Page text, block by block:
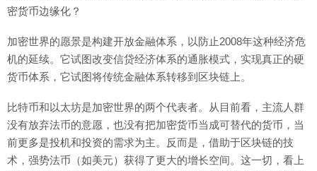
密货币边缘化？
加密世界的愿景是构建开放金融体系，以防止2008年这种经济危
机的延续。它试图改变信贷经济体系的通胀模式，实现真正的硬
货币体系，它试图将传统金融体系转移到区块链上。
比特币和以太坊是加密世界的两个代表者。从目前看，主流人群
没有放弃法币的意愿，也没有把加密货币当成可替代的货币，当
前更多是投机和投资的需求为主。反而是，借助于区块链的技
术，强势法币（如美元）获得了更大的增长空间。这一切，看上